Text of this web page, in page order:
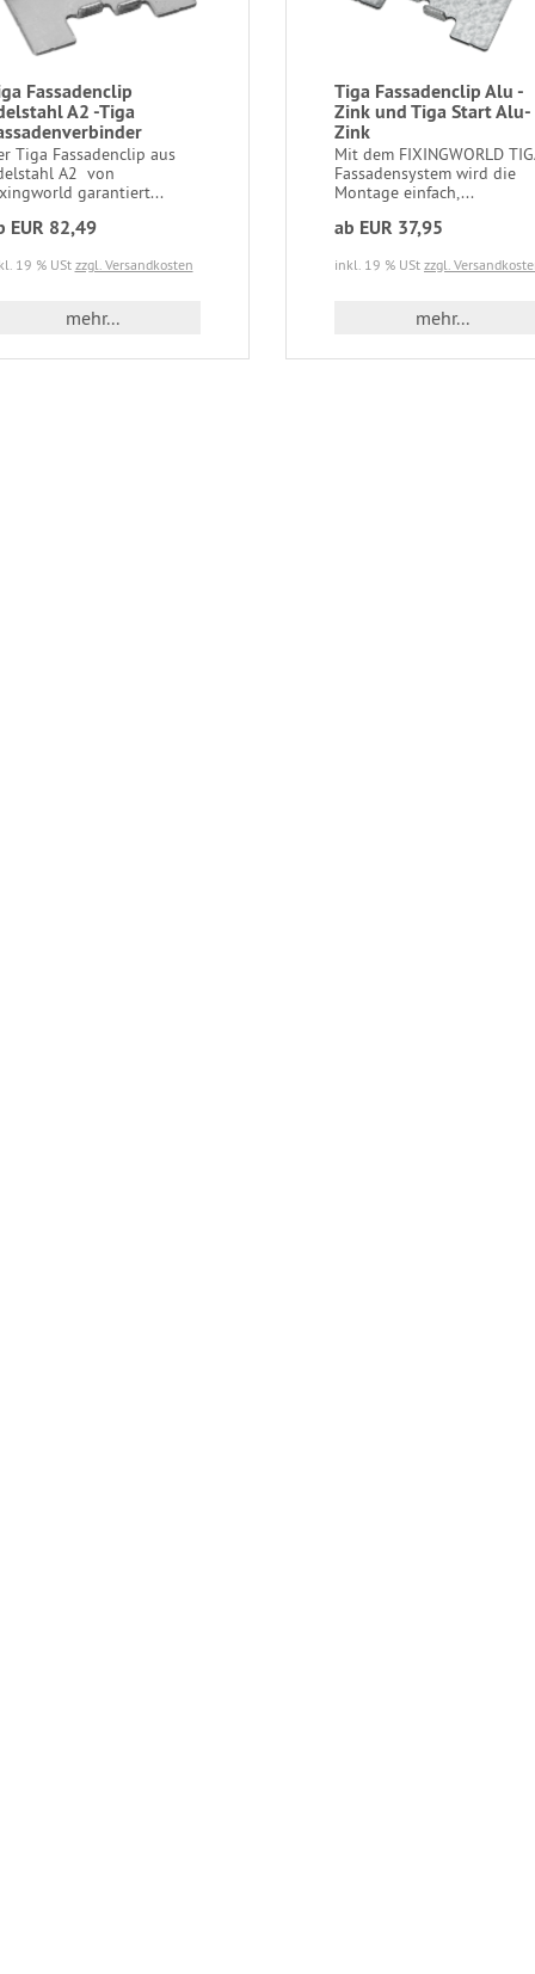
Fassadenclip
A2 -Tiga
Tiga Fassadenclip aus
A2 von
garantiert...
EUR 82,49
19 % USt zzgl. Versandkosten
mehr...
Tiga Fassadenclip Alu -
Zink und Tiga Start Alu-
Zink
Mit dem FIXINGWORLD
Fassadensystem wird die
Montage einfach,...
ab EUR 37,95
inkl. 19 % USt zzgl.
mehr...